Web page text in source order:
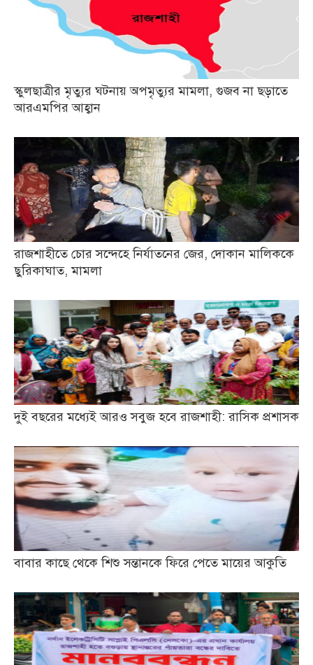
স্কুলছাত্রীর মৃত্যুর ঘটনায় অপমৃত্যুর মামলা, গুজব না ছড়াতে
আরএমপির আহ্বান
রাজশাহীতে চোর সন্দেহে নির্যাতনের জের, দোকান মালিককে
ছুরিকাঘাত, মামলা
দুই বছরের মধ্যেই আরও সবুজ হবে রাজশাহী: রাসিক প্রশাসক
বাবার কাছে থেকে শিশু সন্তানকে ফিরে পেতে মায়ের আকুতি